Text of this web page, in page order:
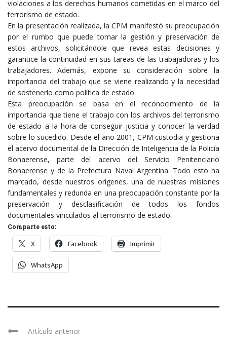
violaciones a los derechos humanos cometidas en el marco del
terrorismo de estado.
En la presentación realizada, la CPM manifestó su preocupación
por el rumbo que puede tomar la gestión y preservación de
estos archivos, solicitándole que revea estas decisiones y
garantice la continuidad en sus tareas de las trabajadoras y los
trabajadores. Además, expone su consideración sobre la
importancia del trabajo que se viene realizando y la necesidad
de sostenerlo como política de estado.
Esta preocupación se basa en el reconocimiento de la
importancia que tiene el trabajo con los archivos del terrorismo
de estado a la hora de conseguir justicia y conocer la verdad
sobre lo sucedido. Desde el año 2001, CPM custodia y gestiona
el acervo documental de la Dirección de Inteligencia de la Policía
Bonaerense, parte del acervo del Servicio Penitenciario
Bonaerense y de la Prefectura Naval Argentina. Todo esto ha
marcado, desde nuestros orígenes, una de nuestras misiones
fundamentales y redunda en una preocupación constante por la
preservación y desclasificación de todos los fondos
documentales vinculados al terrorismo de estado.
Comparte esto:
X Facebook Imprimir
WhatsApp
Artículo anterior